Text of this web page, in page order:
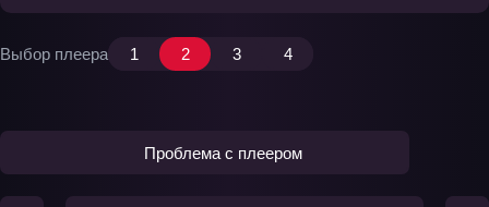
Выбор плеера 1 2 3 4
Проблема с плеером